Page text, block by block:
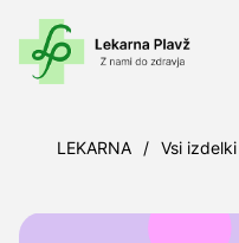
LEKARNA / Vsi izdelki